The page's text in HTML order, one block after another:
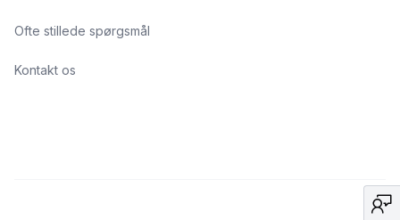
Ofte stillede spørgsmål
Kontakt os